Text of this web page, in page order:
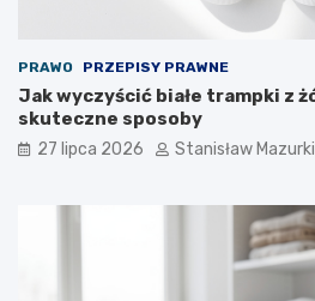
PRAWO PRZEPISY PRAWNE
Jak wyczyścić białe trampki z
skuteczne sposoby
27 lipca 2026 Stanisław